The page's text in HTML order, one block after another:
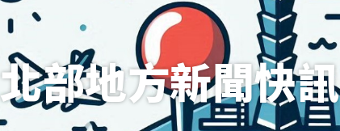
北部地方新聞快訊